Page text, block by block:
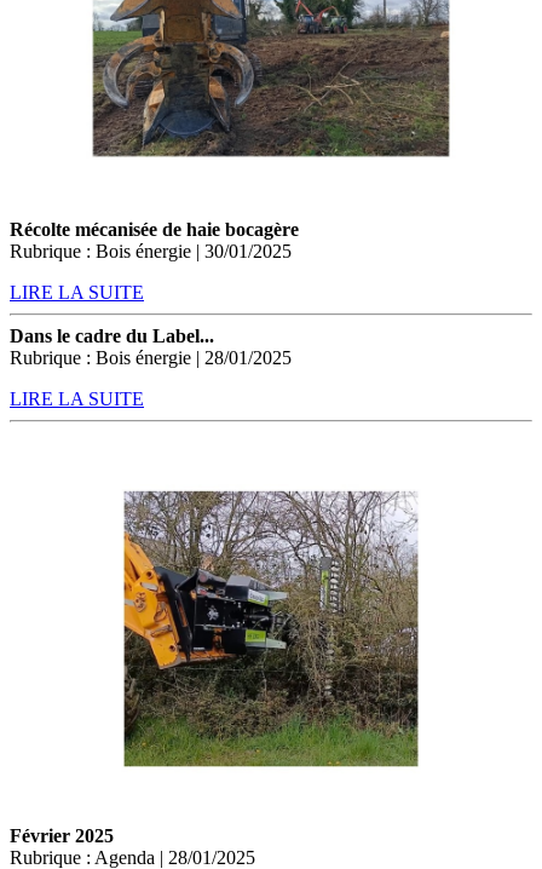
Récolte mécanisée de haie bocagère
Rubrique : Bois énergie | 30/01/2025
LIRE LA SUITE
Dans le cadre du Label...
Rubrique : Bois énergie | 28/01/2025
LIRE LA SUITE
Février 2025
Rubrique : Agenda | 28/01/2025